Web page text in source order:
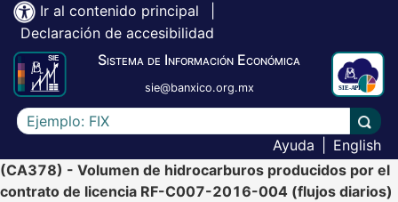
Ir al contenido principal
Declaración de accesibilidad
Sistema de Información Económica
sie@banxico.org.mx
Escriba el texto a buscar
Ayuda
English
(CA378) - Volumen de hidrocarburos producidos por el
contrato de licencia RF-C007-2016-004 (flujos diarios)